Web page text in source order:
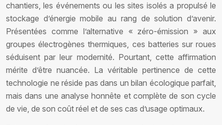
chantiers, les événements ou les sites isolés a propulsé le
stockage d’énergie mobile au rang de solution d’avenir.
Présentées comme l’alternative « zéro-émission » aux
groupes électrogènes thermiques, ces batteries sur roues
séduisent par leur modernité. Pourtant, cette affirmation
mérite d’être nuancée. La véritable pertinence de cette
technologie ne réside pas dans un bilan écologique parfait,
mais dans une analyse honnête et complète de son cycle
de vie, de son coût réel et de ses cas d’usage optimaux.